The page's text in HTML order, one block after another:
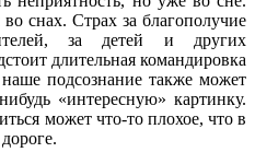
снах. Страх за благополучие
за детей и других
длительная командировка
подсознание также может
«интересную» картинку.
может что-то плохое, что в